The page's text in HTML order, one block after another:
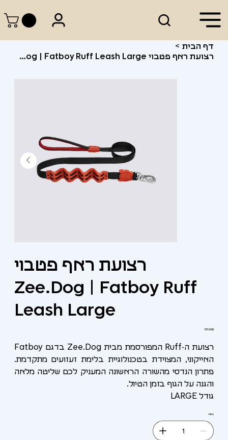
דף הבית >
רצועת ראף פטבוי Zee.Dog | Fatboy Ruff Leash Large
רצועת ראף פטבוי
Zee.Dog | Fatboy Ruff
Leash Large
מחיר‏139.00 ‏₪
רצועת ה-Ruff המפורסמת מבית Zee.Dog בדגם Fatboy
האייקוני, המצוידת בטכנולוגיית בלימת זעזועים מתקדמת.
פתרון הנדסי מהשורה הראשונה המעניק לכם שליטה מלאה
והגנה על הגוף בזמן הטיול.
גודל LARGE
כמות